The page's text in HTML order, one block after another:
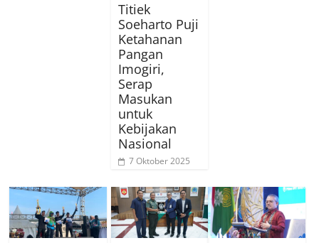
Titiek
Soeharto Puji
Ketahanan
Pangan
Imogiri,
Serap
Masukan
untuk
Kebijakan
Nasional
7 Oktober 2025